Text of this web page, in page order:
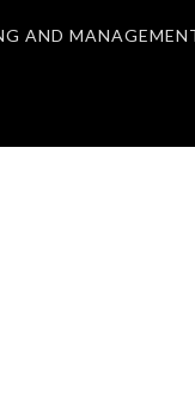
AND